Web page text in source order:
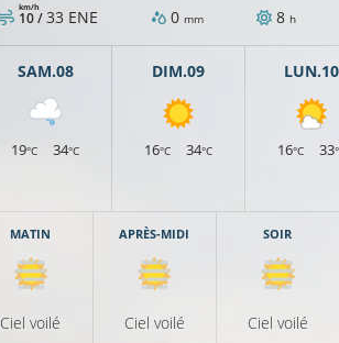
10 /
km/h 33 ENE 0 mm 8 h
SAM.08
19°C 34°C
DIM.09
16°C 34°C
LUN.10
16°C 33
MATIN
Ciel voilé
APRÈS-MIDI
Ciel voilé
SOIR
Ciel voilé